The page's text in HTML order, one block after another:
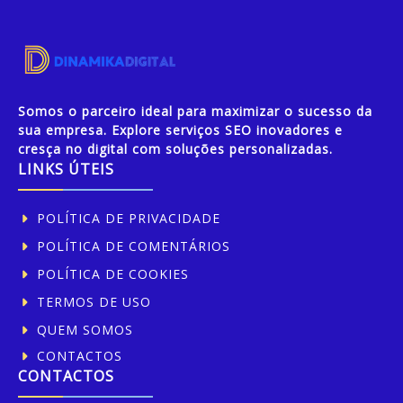
Somos o parceiro ideal para maximizar o sucesso da
sua empresa. Explore serviços SEO inovadores e
cresça no digital com soluções personalizadas.
LINKS ÚTEIS
POLÍTICA DE PRIVACIDADE
POLÍTICA DE COMENTÁRIOS
POLÍTICA DE COOKIES
TERMOS DE USO
QUEM SOMOS
CONTACTOS
CONTACTOS